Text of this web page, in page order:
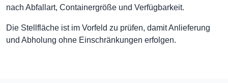
nach Abfallart, Containergröße und Verfügbarkeit.
Die Stellfläche ist im Vorfeld zu prüfen, damit Anlieferung
und Abholung ohne Einschränkungen erfolgen.